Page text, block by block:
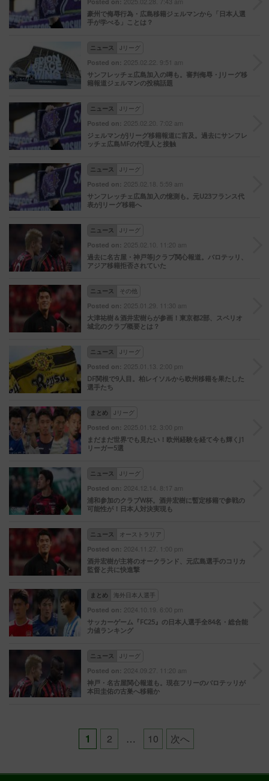
豪州で侮辱行為・広島移籍ジェルマンから「日本人選
手が学べる」ことは？
ニュース Jリーグ
Posted on: 2025.02.22. 9:51 am
サンフレッチェ広島加入の噂も。審判侮辱・Jリーグ移
籍報道ジェルマンの投稿話題
ニュース Jリーグ
Posted on: 2025.02.20. 7:02 am
ジェルマンがJリーグ移籍報道に言及。過去にサンフレ
ッチェ広島MFの代理人と接触
ニュース Jリーグ
Posted on: 2025.02.18. 5:59 am
サンフレッチェ広島加入の憶測も。元U23フランス代
表がJリーグ移籍へ
ニュース Jリーグ
Posted on: 2025.02.10. 11:20 am
過去に名古屋・神戸等Jクラブ関心報道。バロテッリ、
アジア移籍拒否されていた
ニュース その他
Posted on: 2025.01.29. 11:30 am
大津祐樹＆酒井宏樹らが参画！東京都2部、スペリオ
城北のクラブ概要とは？
ニュース Jリーグ
Posted on: 2025.01.13. 2:00 pm
DF関根で9人目。柏レイソルから欧州移籍を果たした
選手たち
まとめ Jリーグ
Posted on: 2025.01.12. 3:00 pm
まだまだ世界でも見たい！欧州経験を経て今も輝くJ1
リーガー5選
ニュース Jリーグ
Posted on: 2024.12.14. 8:17 am
浦和参加のクラブW杯。酒井宏樹に暫定移籍で参戦の
可能性が！日本人対決実現も
ニュース オーストラリア
Posted on: 2024.11.27. 1:00 pm
酒井宏樹が主将のオークランド、元広島選手のコリカ
監督と共に快進撃
まとめ 海外日本人選手
Posted on: 2024.10.19. 6:00 pm
サッカーゲーム『FC25』の日本人選手全84名・総合能
力値ランキング
ニュース Jリーグ
Posted on: 2024.09.27. 11:20 am
神戸・名古屋関心報道も。現在フリーのバロテッリが
本田圭佑の古巣へ移籍か
Posts
pagination
1 2 … 10 次へ